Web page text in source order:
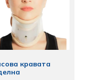
кравата